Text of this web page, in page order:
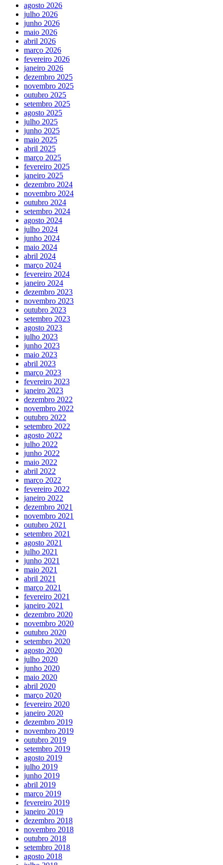
agosto 2026
julho 2026
junho 2026
maio 2026
abril 2026
março 2026
fevereiro 2026
janeiro 2026
dezembro 2025
novembro 2025
outubro 2025
setembro 2025
agosto 2025
julho 2025
junho 2025
maio 2025
abril 2025
março 2025
fevereiro 2025
janeiro 2025
dezembro 2024
novembro 2024
outubro 2024
setembro 2024
agosto 2024
julho 2024
junho 2024
maio 2024
abril 2024
março 2024
fevereiro 2024
janeiro 2024
dezembro 2023
novembro 2023
outubro 2023
setembro 2023
agosto 2023
julho 2023
junho 2023
maio 2023
abril 2023
março 2023
fevereiro 2023
janeiro 2023
dezembro 2022
novembro 2022
outubro 2022
setembro 2022
agosto 2022
julho 2022
junho 2022
maio 2022
abril 2022
março 2022
fevereiro 2022
janeiro 2022
dezembro 2021
novembro 2021
outubro 2021
setembro 2021
agosto 2021
julho 2021
junho 2021
maio 2021
abril 2021
março 2021
fevereiro 2021
janeiro 2021
dezembro 2020
novembro 2020
outubro 2020
setembro 2020
agosto 2020
julho 2020
junho 2020
maio 2020
abril 2020
março 2020
fevereiro 2020
janeiro 2020
dezembro 2019
novembro 2019
outubro 2019
setembro 2019
agosto 2019
julho 2019
junho 2019
abril 2019
março 2019
fevereiro 2019
janeiro 2019
dezembro 2018
novembro 2018
outubro 2018
setembro 2018
agosto 2018